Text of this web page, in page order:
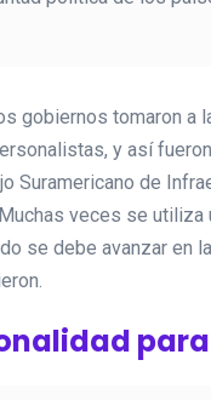
gobiernos tomaron a
y así
Suramericano de
veces se
se debe avanzar en